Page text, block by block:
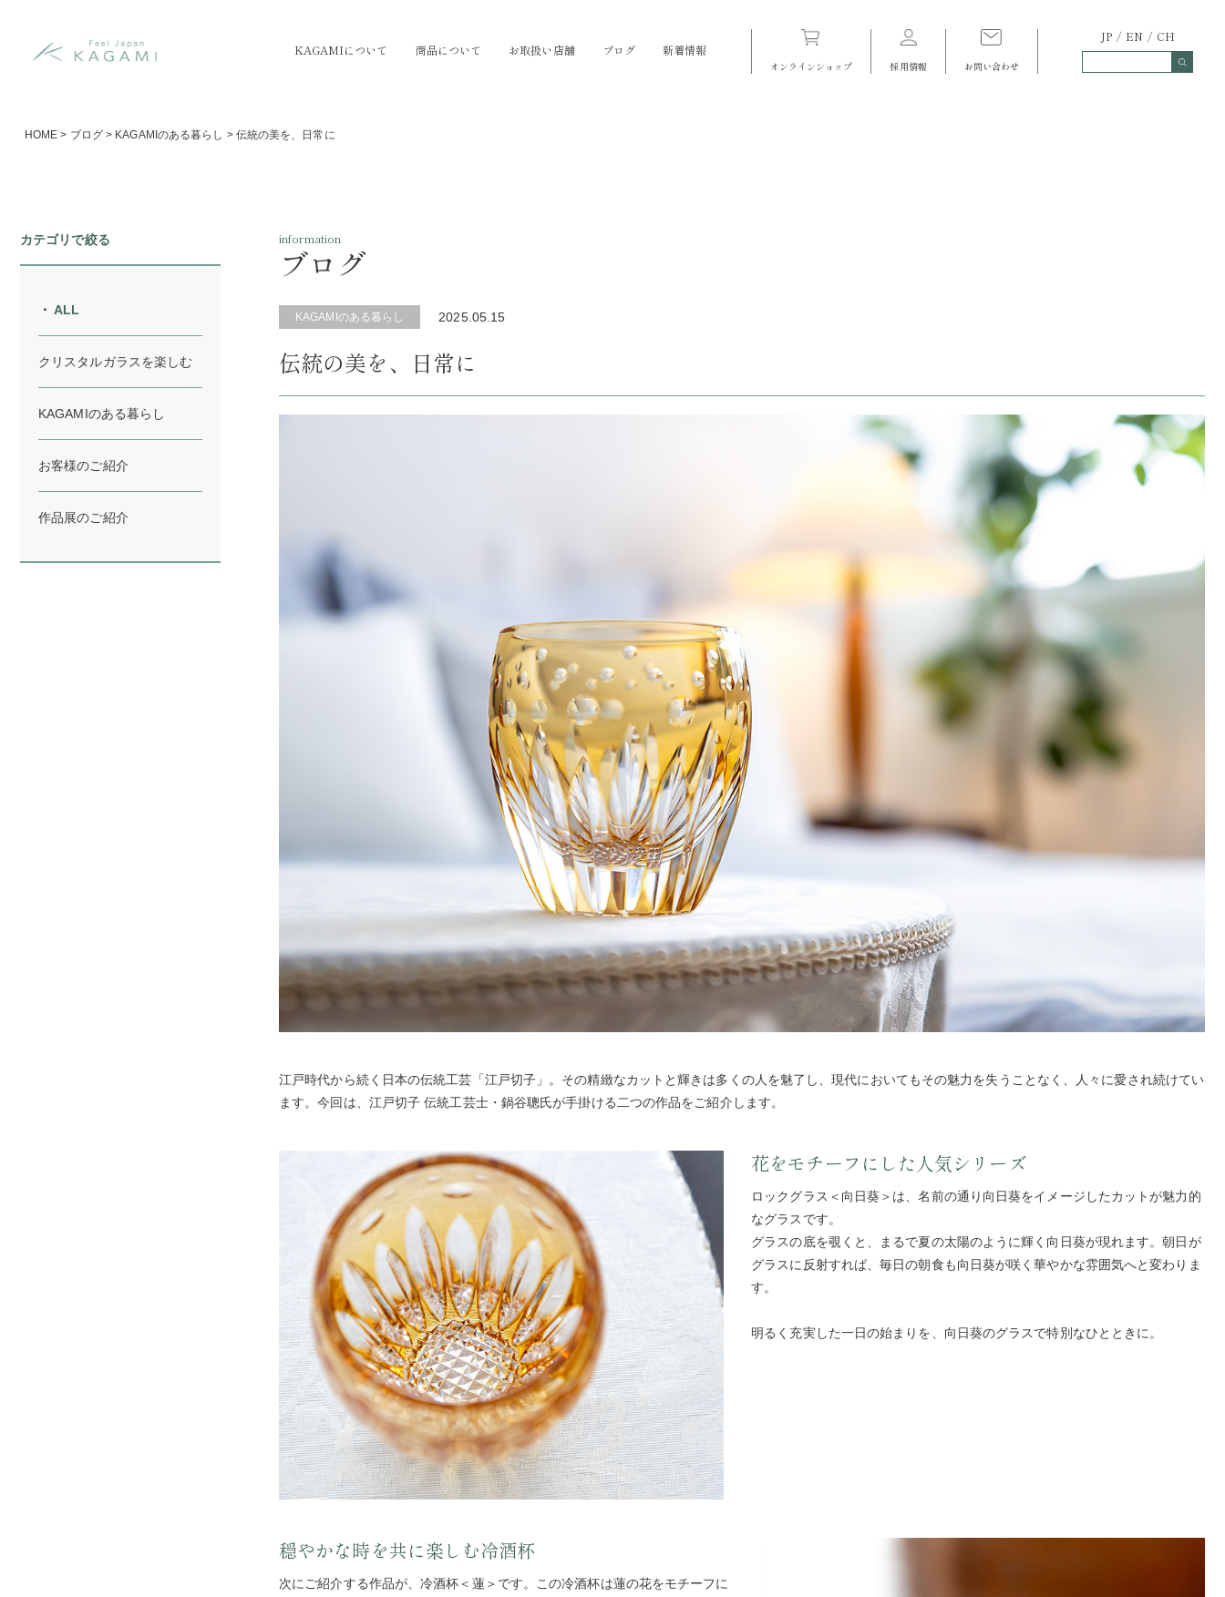
KAGAMIについて 商品について お取扱い店舗 ブログ 新着情報
オンラインショップ 採用情報 お問い合わせ
JP EN CH
HOME > ブログ> KAGAMIのある暮らし > 伝統の美を、日常に
カテゴリで絞る
ALL
クリスタルガラスを楽しむ
KAGAMIのある暮らし
お客様のご紹介
作品展のご紹介
information
ブログ
KAGAMIのある暮らし 2025.05.15
伝統の美を、日常に
江戸時代から続く日本の伝統工芸「江戸切子」。その精緻なカットと輝きは多くの人を魅了し、現代においてもその魅力を失うことなく、人々に愛され続けてい
ます。今回は、江戸切子 伝統工芸士・鍋谷聰氏が手掛ける二つの作品をご紹介します。
花をモチーフにした人気シリーズ
ロックグラス＜向日葵＞は、名前の通り向日葵をイメージしたカットが魅力的
なグラスです。
グラスの底を覗くと、まるで夏の太陽のように輝く向日葵が現れます。朝日が
グラスに反射すれば、毎日の朝食も向日葵が咲く華やかな雰囲気へと変わりま
す。
明るく充実した一日の始まりを、向日葵のグラスで特別なひとときに。
穏やかな時を共に楽しむ冷酒杯
次にご紹介する作品が、冷酒杯＜蓮＞です。この冷酒杯は蓮の花をモチーフに